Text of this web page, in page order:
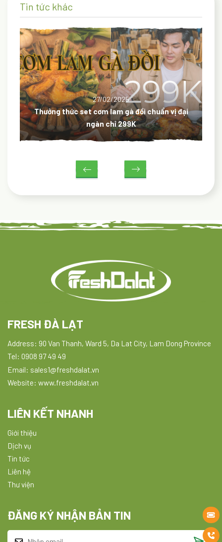
Tin tức khác
27/02/2025
Thưởng thức set cơm lam gà đồi chuẩn vị đại
ngàn chỉ 299K
FRESH ĐÀ LẠT
Address: 90 Van Thanh, Ward 5, Da Lat City, Lam Dong Province
Tel: 0908 97 49 49
Email: sales1@freshdalat.vn
Website: www.freshdalat.vn
LIÊN KẾT NHANH
Giới thiệu
Dịch vụ
Tin tức
Liên hệ
Thư viện
ĐĂNG KÝ NHẬN BẢN TIN